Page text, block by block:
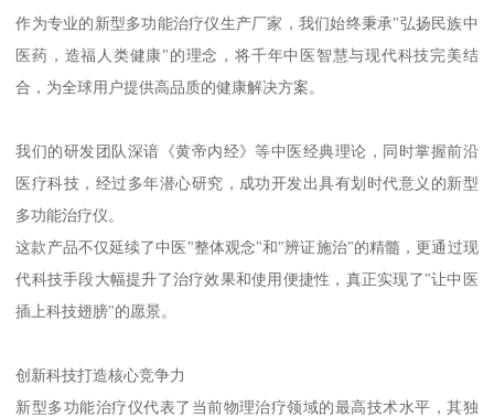
作为专业的新型多功能治疗仪生产厂家，我们始终秉承"弘扬民族中
医药，造福人类健康"的理念，将千年中医智慧与现代科技完美结
合，为全球用户提供高品质的健康解决方案。
我们的研发团队深谙《黄帝内经》等中医经典理论，同时掌握前沿
医疗科技，经过多年潜心研究，成功开发出具有划时代意义的新型
多功能治疗仪。
这款产品不仅延续了中医"整体观念"和"辨证施治"的精髓，更通过现
代科技手段大幅提升了治疗效果和使用便捷性，真正实现了"让中医
插上科技翅膀"的愿景。
创新科技打造核心竞争力
新型多功能治疗仪代表了当前物理治疗领域的最高技术水平，其独